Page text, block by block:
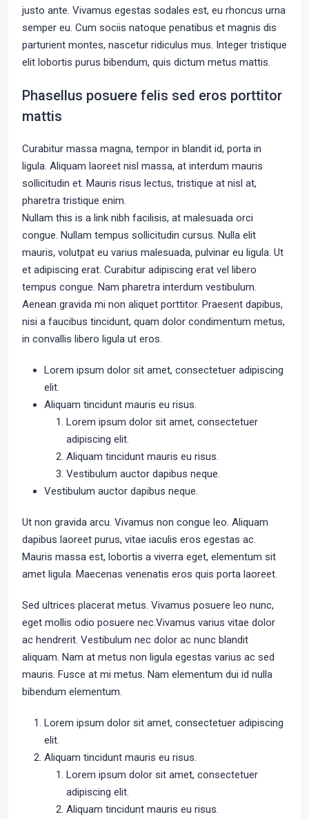
justo ante. Vivamus egestas sodales est, eu rhoncus urna
semper eu. Cum sociis natoque penatibus et magnis dis
parturient montes, nascetur ridiculus mus. Integer tristique
elit lobortis purus bibendum, quis dictum metus mattis.
Phasellus posuere felis sed eros porttitor
mattis
Curabitur massa magna, tempor in blandit id, porta in
ligula. Aliquam laoreet nisl massa, at interdum mauris
sollicitudin et. Mauris risus lectus, tristique at nisl at,
pharetra tristique enim.
Nullam this is a link nibh facilisis, at malesuada orci
congue. Nullam tempus sollicitudin cursus. Nulla elit
mauris, volutpat eu varius malesuada, pulvinar eu ligula. Ut
et adipiscing erat. Curabitur adipiscing erat vel libero
tempus congue. Nam pharetra interdum vestibulum.
Aenean gravida mi non aliquet porttitor. Praesent dapibus,
nisi a faucibus tincidunt, quam dolor condimentum metus,
in convallis libero ligula ut eros.
Lorem ipsum dolor sit amet, consectetuer adipiscing
elit.
Aliquam tincidunt mauris eu risus.
Lorem ipsum dolor sit amet, consectetuer
adipiscing elit.
Aliquam tincidunt mauris eu risus.
Vestibulum auctor dapibus neque.
Vestibulum auctor dapibus neque.
Ut non gravida arcu. Vivamus non congue leo. Aliquam
dapibus laoreet purus, vitae iaculis eros egestas ac.
Mauris massa est, lobortis a viverra eget, elementum sit
amet ligula. Maecenas venenatis eros quis porta laoreet.
Sed ultrices placerat metus. Vivamus posuere leo nunc,
eget mollis odio posuere nec.Vivamus varius vitae dolor
ac hendrerit. Vestibulum nec dolor ac nunc blandit
aliquam. Nam at metus non ligula egestas varius ac sed
mauris. Fusce at mi metus. Nam elementum dui id nulla
bibendum elementum.
Lorem ipsum dolor sit amet, consectetuer adipiscing
elit.
Aliquam tincidunt mauris eu risus.
Lorem ipsum dolor sit amet, consectetuer
adipiscing elit.
Aliquam tincidunt mauris eu risus.